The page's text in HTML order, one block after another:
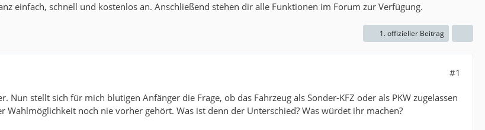
einfach, schnell und kostenlos an. Anschließend stehen dir alle Funktionen im Forum zur Verfügung.
1. offizieller Beitrag
#1
Nun stellt sich für mich blutigen Anfänger die Frage, ob das Fahrzeug als Sonder-KFZ oder als PKW zugelassen
Wahlmöglichkeit noch nie vorher gehört. Was ist denn der Unterschied? Was würdet ihr machen?